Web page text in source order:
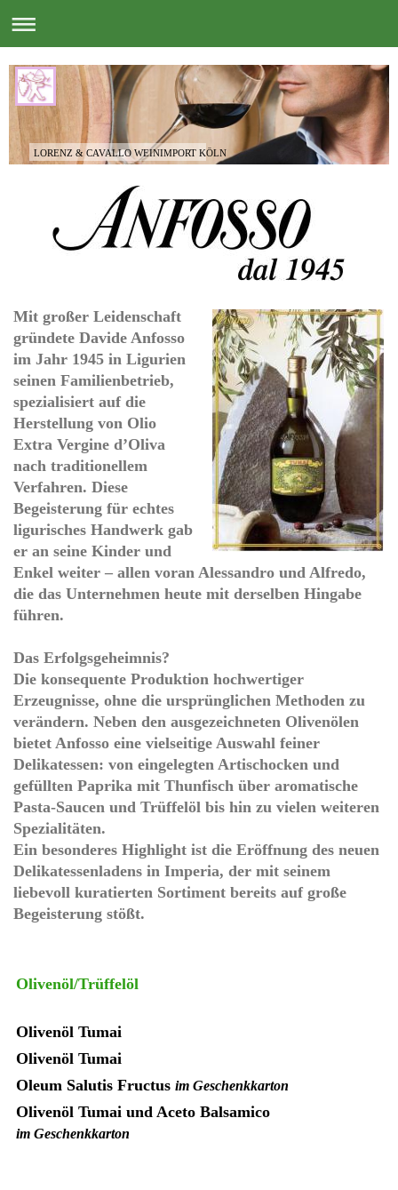
LORENZ & CAVALLO WEINIMPORT KÖLN
Mit großer Leidenschaft
gründete Davide Anfosso
im Jahr 1945 in Ligurien
seinen Familienbetrieb,
spezialisiert auf die
Herstellung von Olio
Extra Vergine d’Oliva
nach traditionellem
Verfahren. Diese
Begeisterung für echtes
ligurisches Handwerk gab
er an seine Kinder und
Enkel weiter – allen voran Alessandro und Alfredo,
die das Unternehmen heute mit derselben Hingabe
führen.
Das Erfolgsgeheimnis?
Die konsequente Produktion hochwertiger
Erzeugnisse, ohne die ursprünglichen Methoden zu
verändern. Neben den ausgezeichneten Olivenölen
bietet Anfosso eine vielseitige Auswahl feiner
Delikatessen: von eingelegten Artischocken und
gefüllten Paprika mit Thunfisch über aromatische
Pasta-Saucen und Trüffelöl bis hin zu vielen weiteren
Spezialitäten.
Ein besonderes Highlight ist die Eröffnung des neuen
Delikatessenladens in Imperia, der mit seinem
liebevoll kuratierten Sortiment bereits auf große
Begeisterung stößt.
Olivenöl/Trüffelöl
Olivenöl Tumai
Olivenöl Tumai
Oleum Salutis Fructus im Geschenkkarton
Olivenöl Tumai und Aceto Balsamico
im Geschenkkarton